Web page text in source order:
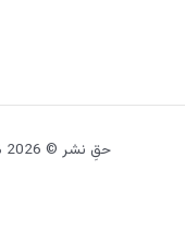
حقِ نشر © 2026 مَرقُوم | پشتیبانی توسط